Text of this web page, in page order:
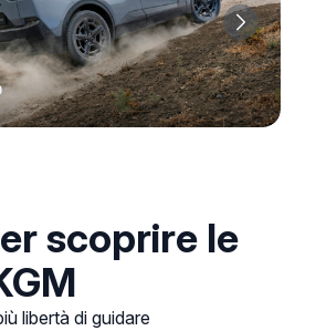
scoprire le
libertà di guidare